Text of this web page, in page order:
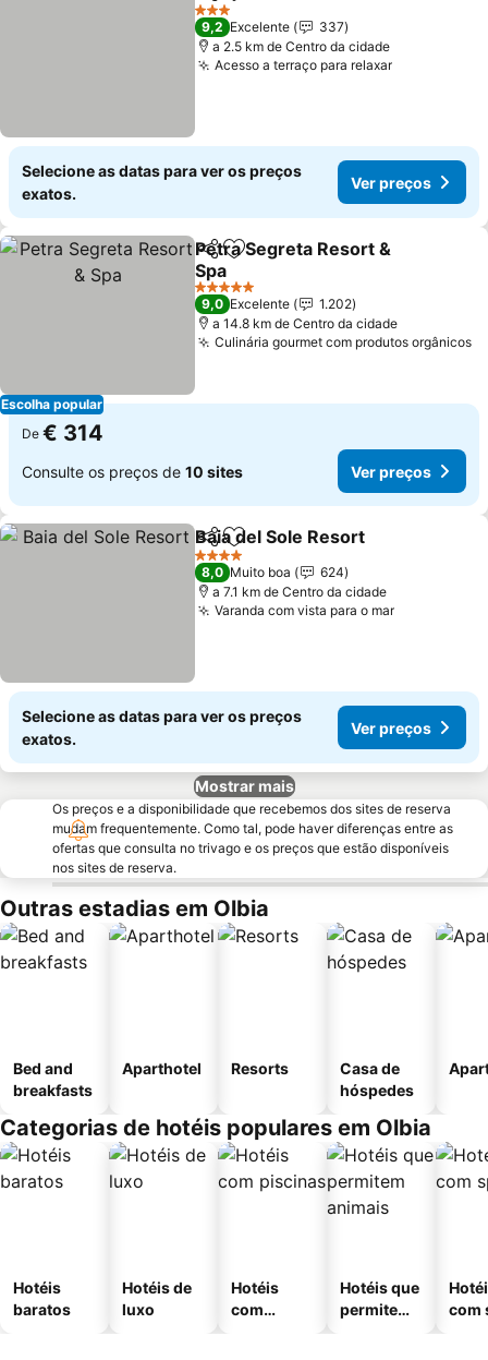
3 Estrelas
9,2 Excelente
337
a 2.5 km de Centro da cidade
Acesso a terraço para relaxarVer preços
Selecione as datas para ver os preços
exatos.
Ver preços
Escolha popular
PartilharAdicionar aos favoritos
Petra Segreta Resort &
Spa
Ver preços
5 Estrelas
9,0 Excelente
1.202
a 14.8 km de Centro da cidade
Culinária gourmet com produtos orgânicos
De € 314
Consulte os preços de 10 sites Ver preços
PartilharAdicionar aos favoritos
Baia del Sole Resort
4 Estrelas
8,0 Muito boa
624
a 7.1 km de Centro da cidade
Varanda com vista para o marVer preços
Selecione as datas para ver os preços
exatos.
Ver preços
Mostrar mais
Os preços e a disponibilidade que recebemos dos sites de reserva
mudam frequentemente. Como tal, pode haver diferenças entre as
ofertas que consulta no trivago e os preços que estão disponíveis
nos sites de reserva.
Outras estadias em Olbia
Bed and
breakfasts
Aparthotel Resorts
Casa de
hóspedes
Categorias de hotéis populares em Olbia
Hotéis
baratos
Hotéis de
luxo
Hotéis
com
Hotéis que
permitem
com